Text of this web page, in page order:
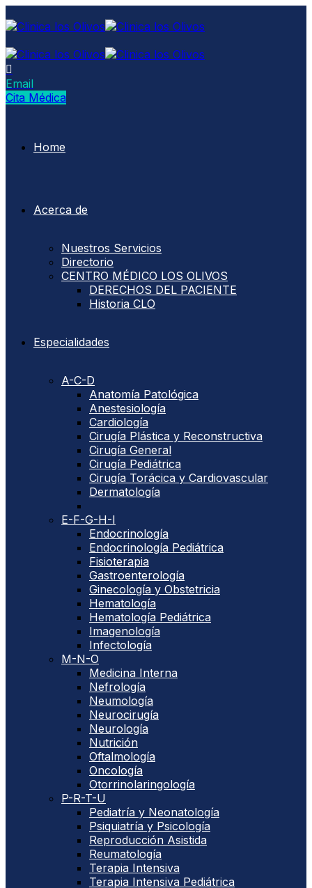
Email
Cita Médica
Home
Acerca de
Nuestros Servicios
Directorio
CENTRO MÉDICO LOS OLIVOS
DERECHOS DEL PACIENTE
Historia CLO
Especialidades
A-C-D
Anatomía Patológica
Anestesiología
Cardiología
Cirugía Plástica y Reconstructiva
Cirugía General
Cirugía Pediátrica
Cirugía Torácica y Cardiovascular
Dermatología
E-F-G-H-I
Endocrinología
Endocrinología Pediátrica
Fisioterapia
Gastroenterología
Ginecología y Obstetricia
Hematología
Hematología Pediátrica
Imagenología
Infectología
M-N-O
Medicina Interna
Nefrología
Neumología
Neurocirugía
Neurología
Nutrición
Oftalmología
Oncología
Otorrinolaringología
P-R-T-U
Pediatría y Neonatología
Psiquiatría y Psicología
Reproducción Asistida
Reumatología
Terapia Intensiva
Terapia Intensiva Pediátrica